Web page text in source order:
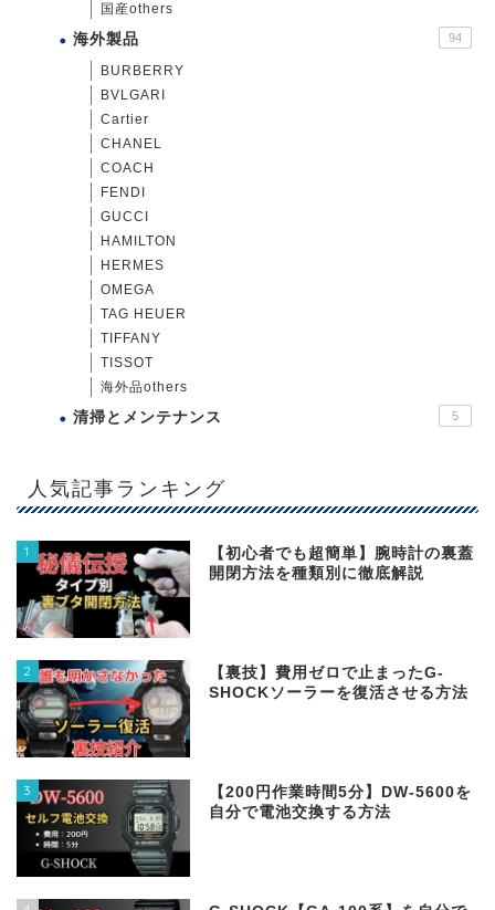
国産others
海外製品 94
BURBERRY
BVLGARI
Cartier
CHANEL
COACH
FENDI
GUCCI
HAMILTON
HERMES
OMEGA
TAG HEUER
TIFFANY
TISSOT
海外品others
清掃とメンテナンス 5
人気記事ランキング
1
【初心者でも超簡単】腕時計の裏蓋
開閉方法を種類別に徹底解説
2
【裏技】費用ゼロで止まったG-
SHOCKソーラーを復活させる方法
3
【200円作業時間5分】DW‐5600を
自分で電池交換する方法